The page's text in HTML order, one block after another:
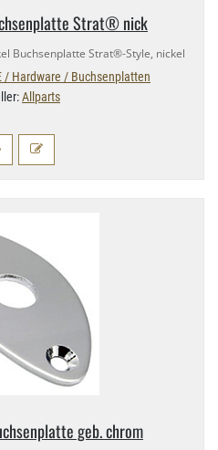
Strat® nick
Buchsenplatte Strat®-​Style, nickel
/ Hardware / Buchsenplatten
Allparts
geb. chrom